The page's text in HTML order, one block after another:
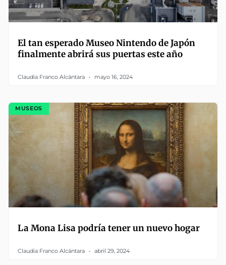
El tan esperado Museo Nintendo de Japón
finalmente abrirá sus puertas este año
Claudia Franco Alcántara mayo 16, 2024
MUSEOS
La Mona Lisa podría tener un nuevo hogar
Claudia Franco Alcántara abril 29, 2024